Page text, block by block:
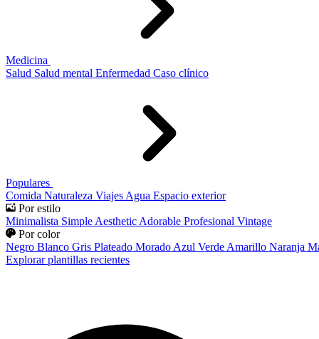
Medicina
Salud Salud mental Enfermedad Caso clínico
Populares
Comida Naturaleza Viajes Agua Espacio exterior
Por estilo
Minimalista Simple Aesthetic Adorable Profesional Vintage
Por color
Negro Blanco Gris Plateado Morado Azul Verde Amarillo Naranja
Explorar plantillas recientes